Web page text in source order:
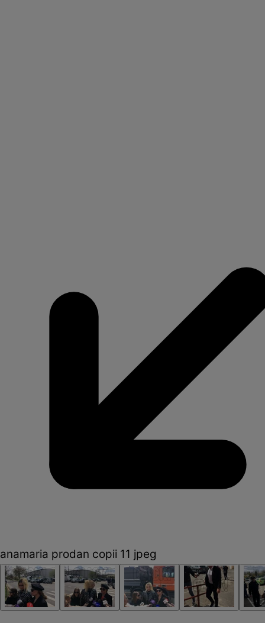
anamaria prodan copii 11 jpeg